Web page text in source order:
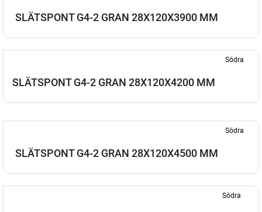
SLÄTSPONT G4-2 GRAN 28X120X3900 MM
Södra
SLÄTSPONT G4-2 GRAN 28X120X4200 MM
Södra
SLÄTSPONT G4-2 GRAN 28X120X4500 MM
Södra